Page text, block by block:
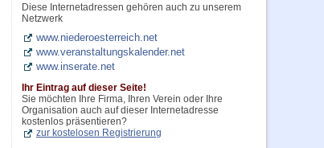
Diese Internetadressen gehören auch zu unserem
Netzwerk
www.niederoesterreich.net
www.veranstaltungskalender.net
www.inserate.net
Ihr Eintrag auf dieser Seite!
Sie möchten Ihre Firma, Ihren Verein oder Ihre
Organisation auch auf dieser Internetadresse
kostenlos präsentieren?
zur kostelosen Registrierung